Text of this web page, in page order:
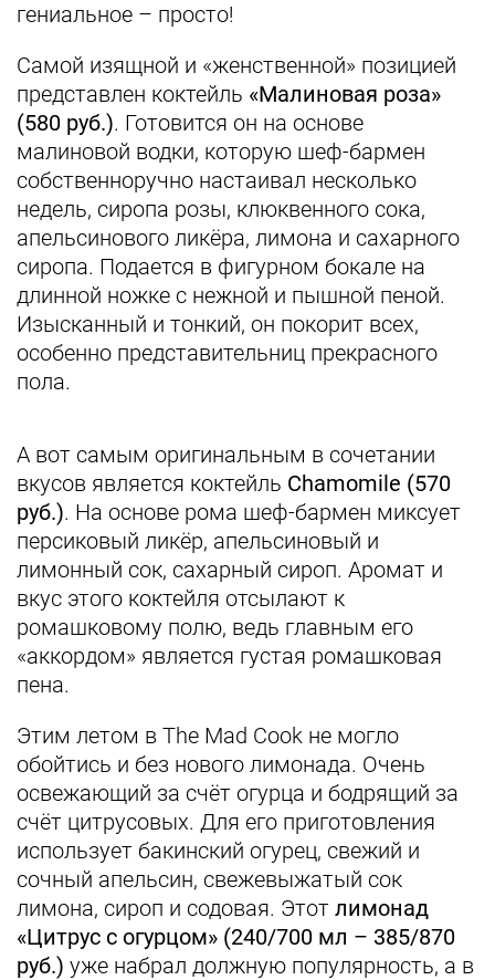
гениальное – просто!
Самой изящной и «женственной» позицией
представлен коктейль «Малиновая роза»
(580 руб.). Готовится он на основе
малиновой водки, которую шеф-бармен
собственноручно настаивал несколько
недель, сиропа розы, клюквенного сока,
апельсинового ликёра, лимона и сахарного
сиропа. Подается в фигурном бокале на
длинной ножке с нежной и пышной пеной.
Изысканный и тонкий, он покорит всех,
особенно представительниц прекрасного
пола.
А вот самым оригинальным в сочетании
вкусов является коктейль Chamomile (570
руб.). На основе рома шеф-бармен миксует
персиковый ликёр, апельсиновый и
лимонный сок, сахарный сироп. Аромат и
вкус этого коктейля отсылают к
ромашковому полю, ведь главным его
«аккордом» является густая ромашковая
пена.
Этим летом в The Mad Cook не могло
обойтись и без нового лимонада. Очень
освежающий за счёт огурца и бодрящий за
счёт цитрусовых. Для его приготовления
использует бакинский огурец, свежий и
сочный апельсин, свежевыжатый сок
лимона, сироп и содовая. Этот лимонад
«Цитрус с огурцом» (240/700 мл – 385/870
руб.) уже набрал должную популярность, а в